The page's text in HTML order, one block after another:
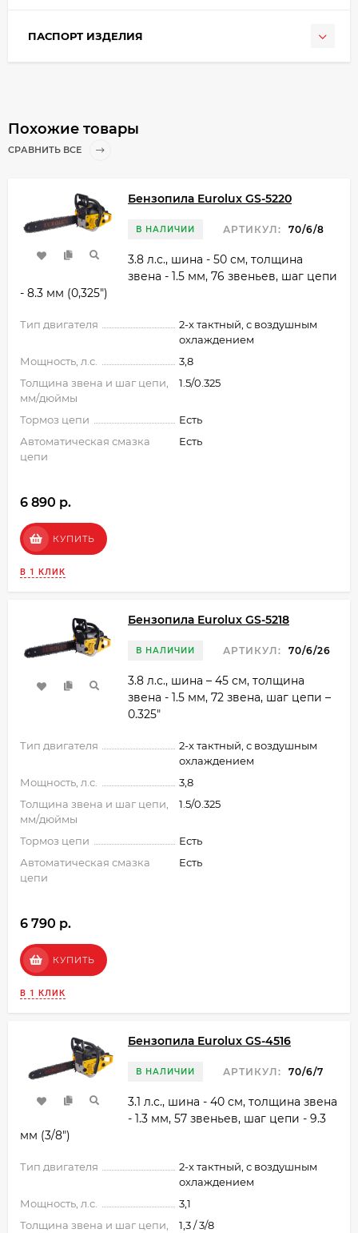
ПАСПОРТ ИЗДЕЛИЯ
Похожие товары
СРАВНИТЬ ВСЕ
Бензопила Eurolux GS-5220
В НАЛИЧИИ АРТИКУЛ: 70/6/8
3.8 л.с., шина - 50 см, толщина
звена - 1.5 мм, 76 звеньев, шаг цепи
- 8.3 мм (0,325")
Тип двигателя
2-х тактный, с воздушным
охлаждением
Мощность, л.с.
3,8
Толщина звена и шаг цепи,
мм/дюймы
1.5/0.325
Тормоз цепи
Есть
Автоматическая смазка
цепи
Есть
6 890 p.
КУПИТЬ
В 1 КЛИК
Бензопила Eurolux GS-5218
В НАЛИЧИИ АРТИКУЛ: 70/6/26
3.8 л.с., шина – 45 см, толщина
звена - 1.5 мм, 72 звена, шаг цепи –
0.325"
Тип двигателя
2-х тактный, с воздушным
охлаждением
Мощность, л.с.
3,8
Толщина звена и шаг цепи,
мм/дюймы
1.5/0.325
Тормоз цепи
Есть
Автоматическая смазка
цепи
Есть
6 790 p.
КУПИТЬ
В 1 КЛИК
Бензопила Eurolux GS-4516
В НАЛИЧИИ АРТИКУЛ: 70/6/7
3.1 л.с., шина - 40 см, толщина звена
- 1.3 мм, 57 звеньев, шаг цепи - 9.3
мм (3/8")
Тип двигателя
2-х тактный, с воздушным
охлаждением
Мощность, л.с.
3,1
Толщина звена и шаг цепи,
1,3 / 3/8